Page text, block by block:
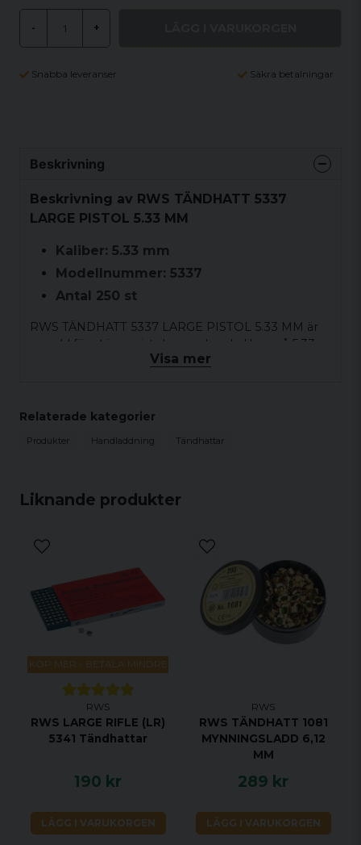
- +
Snabba leveranser Säkra betalningar
Liknande produkter
KÖP MER - BETALA MINDRE
RWS
RWS LARGE RIFLE (LR)
5341 Tändhattar
190 kr
LÄGG I VARUKORGEN
RWS
RWS TÄNDHATT 1081
MYNNINGSLADD 6,12
MM
289 kr
LÄGG I VARUKORGEN
Beskrivning
Beskrivning av RWS TÄNDHATT 5337
LARGE PISTOL 5.33 MM
Kaliber: 5.33 mm
Modellnummer: 5337
Antal 250 st
RWS TÄNDHATT 5337 LARGE PISTOL 5.33 MM är
avsedd för större pistoler med en kaliber på 5.33
mm. Denna tändhatt är utrustad med
prestanda. Med RWS tändhattar kan du vara säker
större pistol för jakt, sport- eller rekreationsskytte.
Visa mer
Relaterade kategorier
Produkter Handladdning Tändhattar